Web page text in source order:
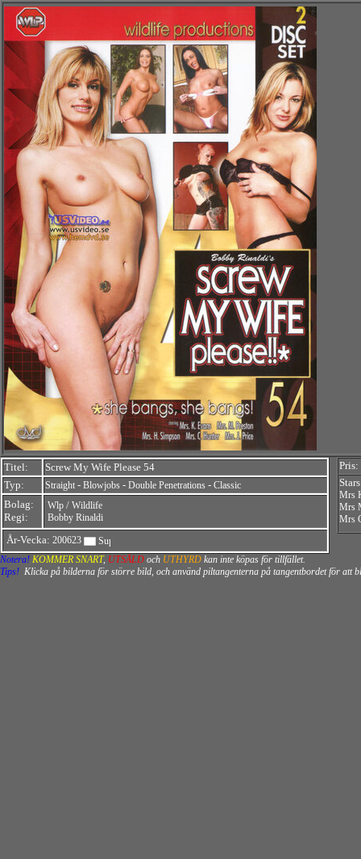
Titel:
Screw My Wife Please 54
Typ:
Straight - Blowjobs - Double Penetrations - Classic
Bolag:
Regi:
Wlp / Wildlife
Bobby Rinaldi
År-Vecka: 200623
Mrs
Mrs
Mrs
Notera! KOMMER SNART, UTSÅLD och UTHYRD kan inte köpas för tillfället.
Tips! Klicka på bilderna för större bild, och använd piltangenterna på tangentbordet för att